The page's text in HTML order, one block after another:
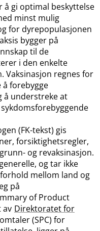
å gi optimal beskyttelse
minst mulig
for dyrepopulasjonen
bygger på
til de
i den enkelte
Vaksinasjon regnes for
forebygge
å understreke at
(FK-tekst) gis
forsiktighetsregler,
og revaksinasjon.
og tar ikke
mellom land og
på
of Product
av Direktoratet for
(SPC) for